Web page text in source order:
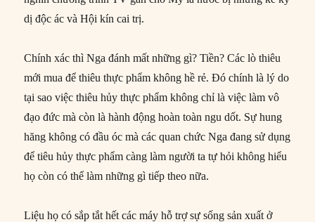
dị độc ác và Hội kín cai trị.
Chính xác thì Nga đánh mất những gì? Tiền? Các lò thiêu
mới mua để thiêu thực phẩm không hề rẻ. Đó chính là lý do
tại sao việc thiêu hủy thực phẩm không chỉ là việc làm vô
đạo đức mà còn là hành động hoàn toàn ngu dốt. Sự hung
hăng không có đầu óc mà các quan chức Nga đang sử dụng
để tiêu hủy thực phẩm càng làm người ta tự hỏi không hiểu
họ còn có thể làm những gì tiếp theo nữa.
Liệu họ có sắp tắt hết các máy hỗ trợ sự sống sản xuất ở